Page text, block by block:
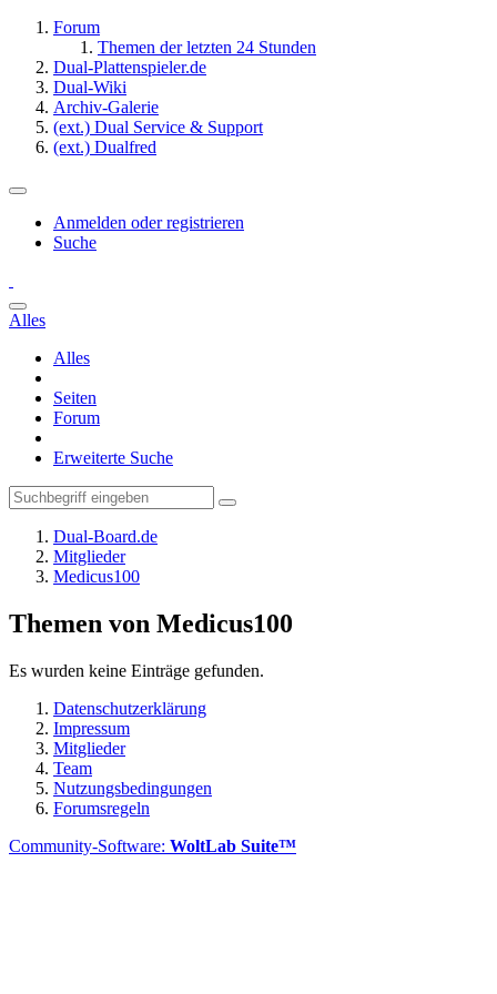
Forum
Themen der letzten 24 Stunden
Dual-Plattenspieler.de
Dual-Wiki
Archiv-Galerie
(ext.) Dual Service & Support
(ext.) Dualfred
Anmelden oder registrieren
Suche
Alles
Alles
Seiten
Forum
Erweiterte Suche
Dual-Board.de
Mitglieder
Medicus100
Themen von Medicus100
Es wurden keine Einträge gefunden.
Datenschutzerklärung
Impressum
Mitglieder
Team
Nutzungsbedingungen
Forumsregeln
Community-Software: WoltLab Suite™